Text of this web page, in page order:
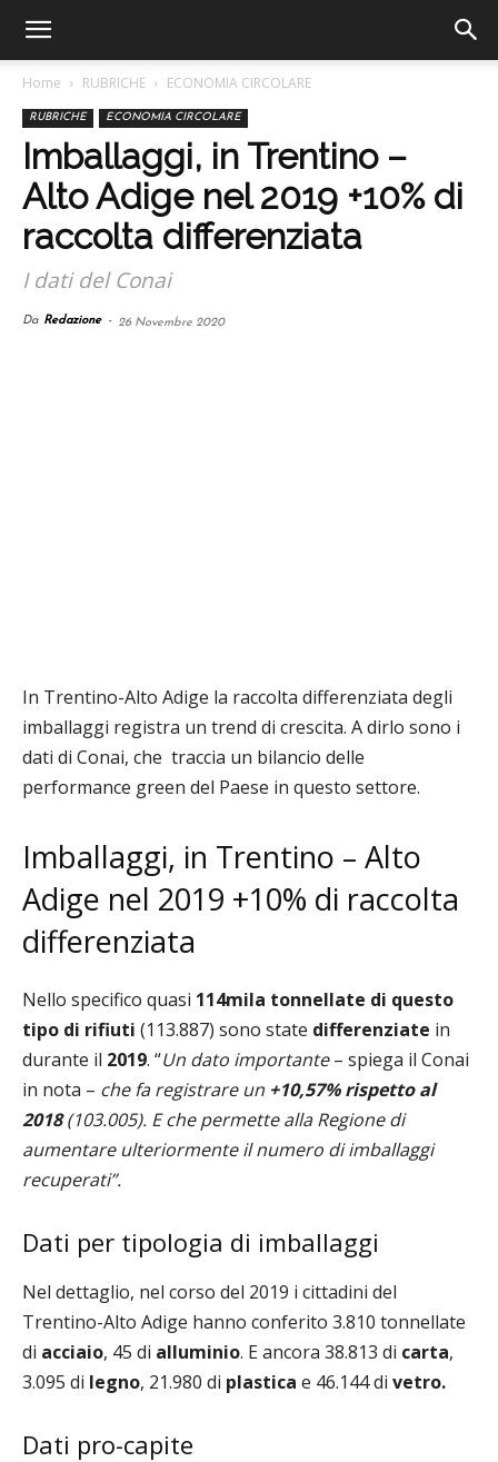
Home RUBRICHE ECONOMIA CIRCOLARE
RUBRICHE ECONOMIA CIRCOLARE
Imballaggi, in Trentino –
Alto Adige nel 2019 +10% di
raccolta differenziata
I dati del Conai
Da Redazione - 26 Novembre 2020
In Trentino-Alto Adige la raccolta differenziata degli
imballaggi registra un trend di crescita. A dirlo sono i
dati di Conai, che traccia un bilancio delle
performance green del Paese in questo settore.
Imballaggi, in Trentino – Alto
Adige nel 2019 +10% di raccolta
differenziata
Nello specifico quasi 114mila tonnellate di questo
tipo di rifiuti (113.887) sono state differenziate in
durante il 2019. “Un dato importante– spiega il Conai
in nota – che fa registrare un +10,57% rispetto al
2018(103.005). E che permette alla Regione di
aumentare ulteriormente il numero di imballaggi
recuperati”.
Dati per tipologia di imballaggi
Nel dettaglio, nel corso del 2019 i cittadini del
Trentino-Alto Adige hanno conferito 3.810 tonnellate
di acciaio, 45 di alluminio. E ancora 38.813 di carta,
3.095 di legno, 21.980 di plastica e 46.144 di vetro.
Dati pro-capite